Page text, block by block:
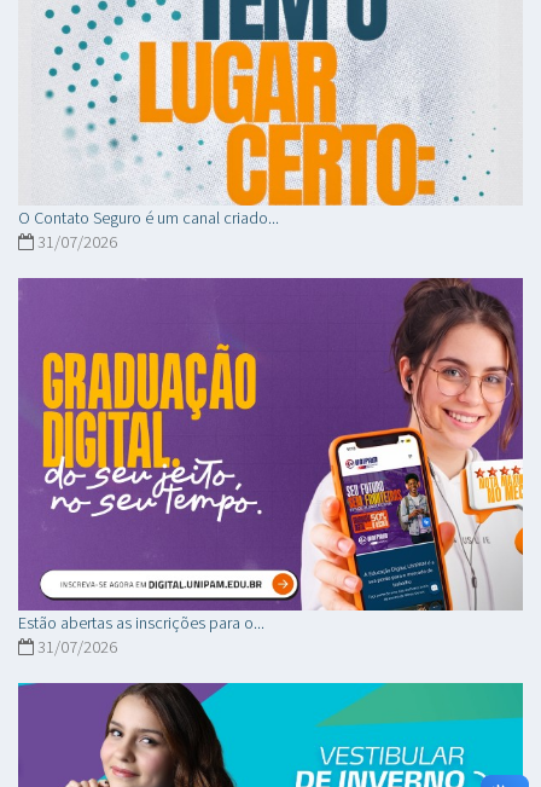
O Contato Seguro é um canal criado...
31/07/2026
Estão abertas as inscrições para o...
31/07/2026